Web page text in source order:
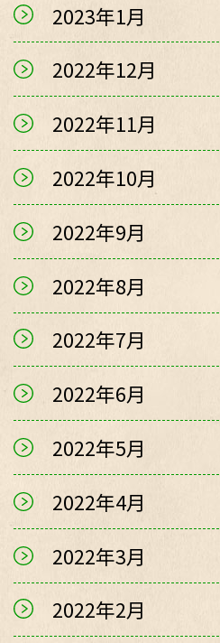
2023年1月
2022年12月
2022年11月
2022年10月
2022年9月
2022年8月
2022年7月
2022年6月
2022年5月
2022年4月
2022年3月
2022年2月